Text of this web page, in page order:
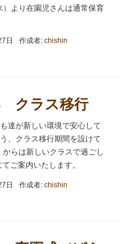
）より在園児さんは通常保育
日 作成者: chishin
クラス移行
達が新しい環境で安心して
、クラス移行期間を設けて
らは新しいクラスで過ごし
ご案内いたします。
日 作成者: chishin